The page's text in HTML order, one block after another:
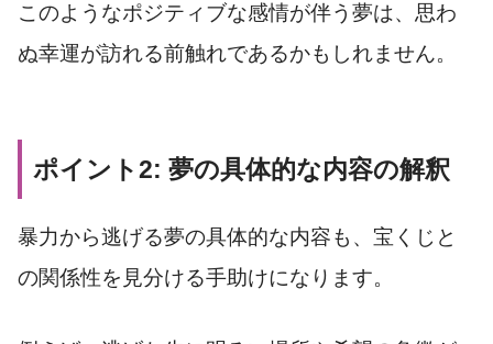
このようなポジティブな感情が伴う夢は、思わ
ぬ幸運が訪れる前触れであるかもしれません。
ポイント2: 夢の具体的な内容の解釈
暴力から逃げる夢の具体的な内容も、宝くじと
の関係性を見分ける手助けになります。